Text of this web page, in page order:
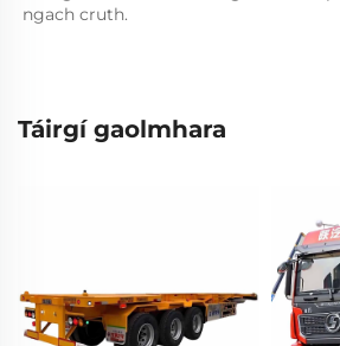
ngach cruth.
Táirgí gaolmhara